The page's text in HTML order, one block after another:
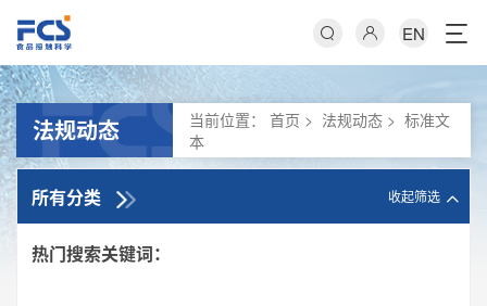
EN
法规动态 当前位置：首页 > 法规动态 >标准文
本
所有分类 收起筛选
热门搜索关键词：